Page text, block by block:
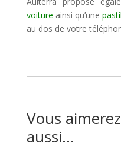
voiture ainsi qu’une
au dos de votre
Vous
aussi…